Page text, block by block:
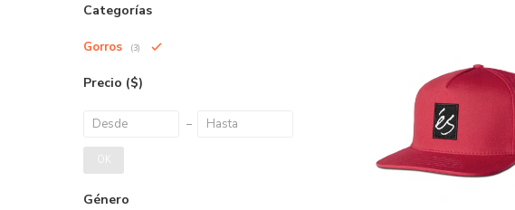
Categorías
Gorros (3)
Precio ($)
OK
Género